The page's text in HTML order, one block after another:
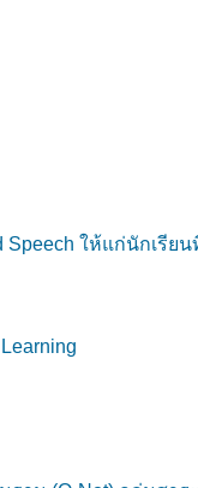
Speech ให้แก่นักเรีย